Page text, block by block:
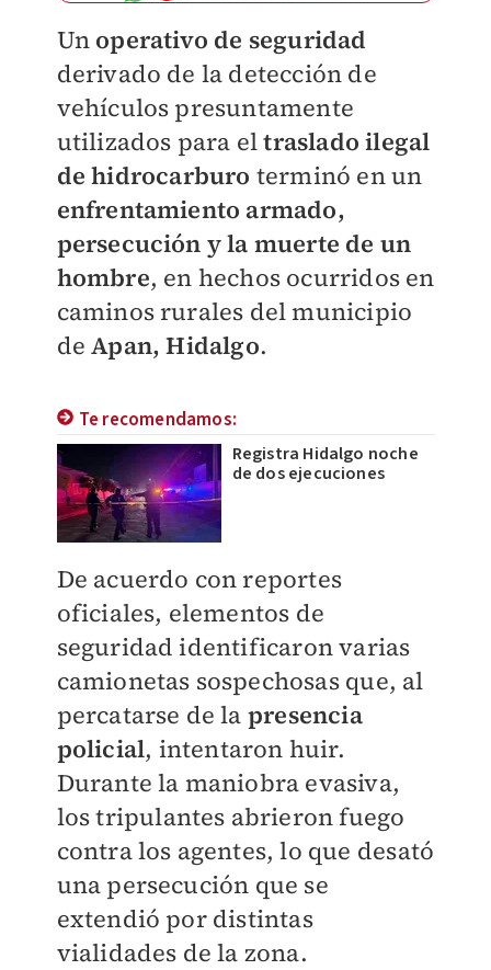
Unoperativo de seguridad
derivado de la detección de
vehículos presuntamente
utilizados para eltraslado ilegal
de hidrocarburo terminó en un
enfrentamiento armado,
persecución y la muerte de un
hombre, en hechos ocurridos en
caminos rurales del municipio
deApan, Hidalgo.
Te recomendamos:
Registra Hidalgo noche
de dos ejecuciones
De acuerdo con reportes
oficiales, elementos de
seguridad identificaron varias
camionetas sospechosas que, al
percatarse de la presencia
policial, intentaron huir.
Durante la maniobra evasiva,
los tripulantes abrieron fuego
contra los agentes, lo que desató
una persecución que se
extendió por distintas
vialidades de la zona.